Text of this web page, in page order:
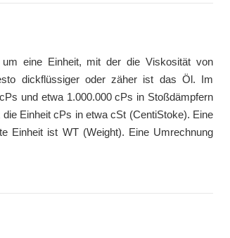
eine Einheit, mit der die Viskosität von
dickflüssiger oder zäher ist das Öl. Im
und etwa 1.000.000 cPs in Stoßdämpfern
Einheit cPs in etwa cSt (CentiStoke). Eine
Einheit ist WT (Weight). Eine Umrechnung